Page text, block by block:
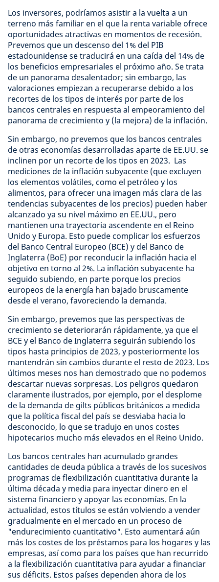
Los inversores, podríamos asistir a la vuelta a un
terreno más familiar en el que la renta variable ofrece
oportunidades atractivas en momentos de recesión.
Prevemos que un descenso del 1% del PIB
estadounidense se traducirá en una caída del 14% de
los beneficios empresariales el próximo año. Se trata
de un panorama desalentador; sin embargo, las
valoraciones empiezan a recuperarse debido a los
recortes de los tipos de interés por parte de los
bancos centrales en respuesta al empeoramiento del
panorama de crecimiento y (la mejora) de la inflación.
Sin embargo, no prevemos que los bancos centrales
de otras economías desarrolladas aparte de EE.UU. se
inclinen por un recorte de los tipos en 2023. Las
mediciones de la inflación subyacente (que excluyen
los elementos volátiles, como el petróleo y los
alimentos, para ofrecer una imagen más clara de las
tendencias subyacentes de los precios) pueden haber
alcanzado ya su nivel máximo en EE.UU., pero
mantienen una trayectoria ascendente en el Reino
Unido y Europa. Esto puede complicar los esfuerzos
del Banco Central Europeo (BCE) y del Banco de
Inglaterra (BoE) por reconducir la inflación hacia el
objetivo en torno al 2%. La inflación subyacente ha
seguido subiendo, en parte porque los precios
europeos de la energía han bajado bruscamente
desde el verano, favoreciendo la demanda.
Sin embargo, prevemos que las perspectivas de
crecimiento se deteriorarán rápidamente, ya que el
BCE y el Banco de Inglaterra seguirán subiendo los
tipos hasta principios de 2023, y posteriormente los
mantendrán sin cambios durante el resto de 2023. Los
últimos meses nos han demostrado que no podemos
descartar nuevas sorpresas. Los peligros quedaron
claramente ilustrados, por ejemplo, por el desplome
de la demanda de gilts públicos británicos a medida
que la política fiscal del país se desviaba hacia lo
desconocido, lo que se tradujo en unos costes
hipotecarios mucho más elevados en el Reino Unido.
Los bancos centrales han acumulado grandes
cantidades de deuda pública a través de los sucesivos
programas de flexibilización cuantitativa durante la
última década y media para inyectar dinero en el
sistema financiero y apoyar las economías. En la
actualidad, estos títulos se están volviendo a vender
gradualmente en el mercado en un proceso de
"endurecimiento cuantitativo". Esto aumentará aún
más los costes de los préstamos para los hogares y las
empresas, así como para los países que han recurrido
a la flexibilización cuantitativa para ayudar a financiar
sus déficits. Estos países dependen ahora de los